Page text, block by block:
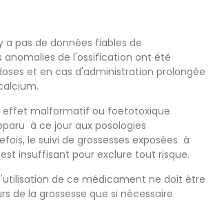
a pas de données fiables de
anomalies de l'ossification ont été
et en cas d'administration prolongée
effet malformatif ou foetotoxique
à ce jour aux posologies
le suivi de grossesses exposées à
insuffisant pour exclure tout risque.
de ce médicament ne doit être
de la grossesse que si nécessaire.